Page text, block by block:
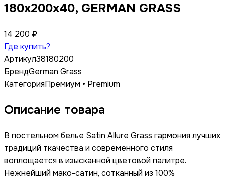
180x200x40, GERMAN GRASS
14 200 ₽
Где купить?
Артикул38180200
БрендGerman Grass
КатегорияПремиум • Premium
Описание товара
В постельном белье Satin Allure Grass гармония лучших
традиций ткачества и современного стиля
воплощается в изысканной цветовой палитре.
Нежнейший мако-сатин, сотканный из 100%